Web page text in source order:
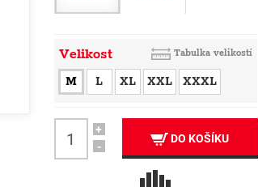
Velikost Tabulka velikostí
M L XL XXL XXXL
+
-
DO KOŠÍKU